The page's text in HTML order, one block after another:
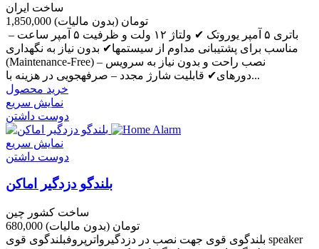
ساخت ایران
1,850,000 تومان (بدون مالیات)
مناسب برای پشتیبانی مداوم از سیستمها✔ بدون نیاز به نگهداری
(Maintenance-Free) – نصب راحت و بدون نیاز به سرویس
دورهای✔ قابلیت شارژ مجدد – صرفهجویی در هزینه با...
خرید محصول
نمایش سریع
دوست داشتن
نمایش سریع
دوست داشتن
بلندگو دزدگیر اماکن
ساخت کشور چین
680,000 تومان (بدون مالیات)
بلندگوی قوی جهت نصب در دزدگیرواترپروفبلندگوی قوی speaker